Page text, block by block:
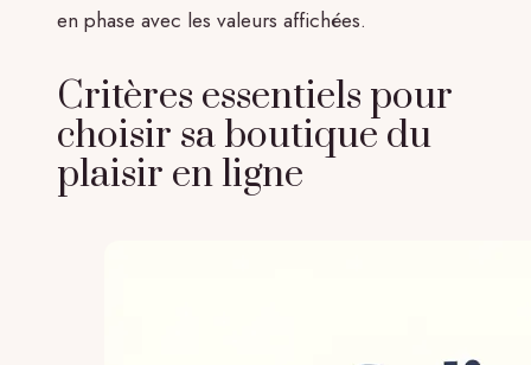
en phase avec les valeurs affichées.
Critères essentiels pour
choisir sa boutique du
plaisir en ligne